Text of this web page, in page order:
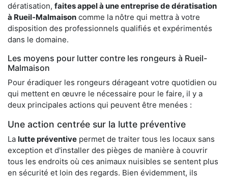
dératisation, faites appel à une entreprise de dératisation
à Rueil-Malmaison comme la nôtre qui mettra à votre
disposition des professionnels qualifiés et expérimentés
dans le domaine.
Les moyens pour lutter contre les rongeurs à Rueil-
Malmaison
Pour éradiquer les rongeurs dérageant votre quotidien ou
qui mettent en œuvre le nécessaire pour le faire, il y a
deux principales actions qui peuvent être menées :
Une action centrée sur la lutte préventive
La lutte préventive permet de traiter tous les locaux sans
exception et d'installer des pièges de manière à couvrir
tous les endroits où ces animaux nuisibles se sentent plus
en sécurité et loin des regards. Bien évidemment, ils